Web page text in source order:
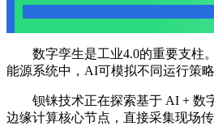
数字孪生是工业4.0的重要支柱
能源系统中，AI可模拟不同运行策
钡铼技术正在探索基于 AI + 数
边缘计算核心节点，直接采集现场